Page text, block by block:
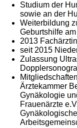
Studium der
sowie an der
Weiterbildung
Geburtshilfe
2013
seit 2015
Zulassung
Ärztekammer
Gynäkologie
Frauenärzte